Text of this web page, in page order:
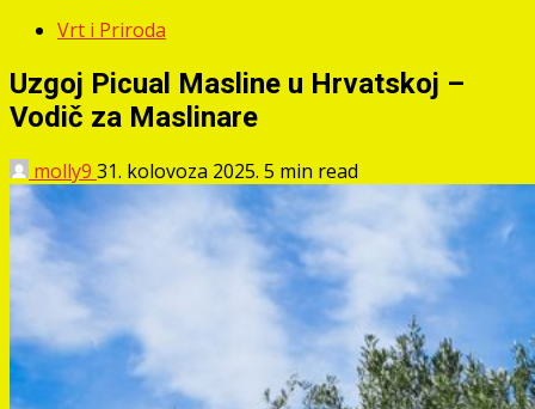
Vrt i Priroda
Uzgoj Picual Masline u Hrvatskoj –
Vodič za Maslinare
molly9 31. kolovoza 2025. 5 min read